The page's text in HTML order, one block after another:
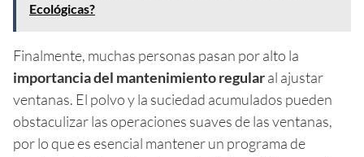
Ecológicas?
Finalmente, muchas personas pasan por alto la
importancia del mantenimiento regularal ajustar
ventanas. El polvo y la suciedad acumulados pueden
obstaculizar las operaciones suaves de las ventanas,
por lo que es esencial mantener un programa de